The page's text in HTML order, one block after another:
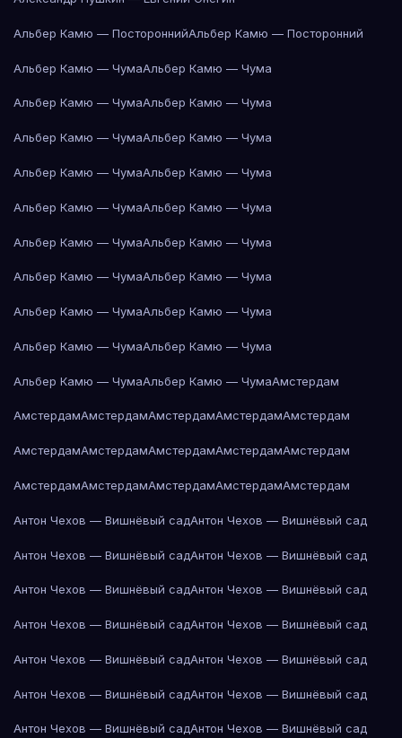
Альбер Камю — ПостороннийАльбер Камю — Посторонний
Альбер Камю — ЧумаАльбер Камю — Чума
Альбер Камю — ЧумаАльбер Камю — Чума
Альбер Камю — ЧумаАльбер Камю — Чума
Альбер Камю — ЧумаАльбер Камю — Чума
Альбер Камю — ЧумаАльбер Камю — Чума
Альбер Камю — ЧумаАльбер Камю — Чума
Альбер Камю — ЧумаАльбер Камю — Чума
Альбер Камю — ЧумаАльбер Камю — Чума
Альбер Камю — ЧумаАльбер Камю — Чума
Альбер Камю — ЧумаАльбер Камю — ЧумаАмстердам
АмстердамАмстердамАмстердамАмстердамАмстердам
АмстердамАмстердамАмстердамАмстердамАмстердам
АмстердамАмстердамАмстердамАмстердамАмстердам
Антон Чехов — Вишнёвый садАнтон Чехов — Вишнёвый сад
Антон Чехов — Вишнёвый садАнтон Чехов — Вишнёвый сад
Антон Чехов — Вишнёвый садАнтон Чехов — Вишнёвый сад
Антон Чехов — Вишнёвый садАнтон Чехов — Вишнёвый сад
Антон Чехов — Вишнёвый садАнтон Чехов — Вишнёвый сад
Антон Чехов — Вишнёвый садАнтон Чехов — Вишнёвый сад
Антон Чехов — Вишнёвый садАнтон Чехов — Вишнёвый сад